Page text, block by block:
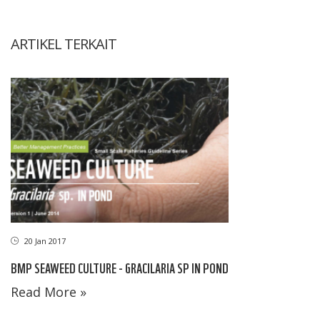
ARTIKEL TERKAIT
20 Jan 2017
BMP SEAWEED CULTURE - GRACILARIA SP IN POND
Read More »